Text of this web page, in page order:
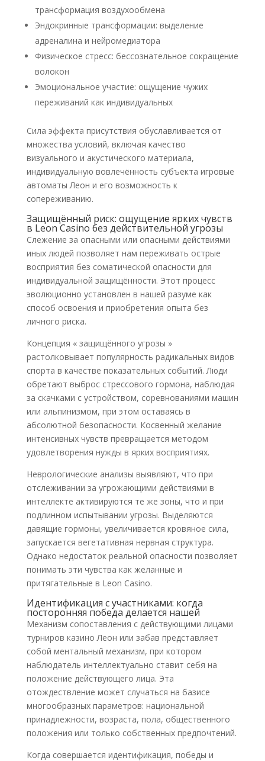
трансформация воздухообмена
Эндокринные трансформации: выделение
адреналина и нейромедиатора
Физическое стресс: бессознательное сокращение
волокон
Эмоциональное участие: ощущение чужих
переживаний как индивидуальных
Сила эффекта присутствия обуславливается от
множества условий, включая качество
визуального и акустического материала,
индивидуальную вовлечённость субъекта игровые
автоматы Леон и его возможность к
сопереживанию.
Защищённый риск: ощущение ярких чувств
в Leon Casino без действительной угрозы
Слежение за опасными или опасными действиями
иных людей позволяет нам переживать острые
восприятия без соматической опасности для
индивидуальной защищённости. Этот процесс
эволюционно установлен в нашей разуме как
способ освоения и приобретения опыта без
личного риска.
Концепция « защищённого угрозы »
растолковывает популярность радикальных видов
спорта в качестве показательных событий. Люди
обретают выброс стрессового гормона, наблюдая
за скачками с устройством, соревнованиями машин
или альпинизмом, при этом оставаясь в
абсолютной безопасности. Косвенный желание
интенсивных чувств превращается методом
удовлетворения нужды в ярких восприятиях.
Неврологические анализы выявляют, что при
отслеживании за угрожающими действиями в
интеллекте активируются те же зоны, что и при
подлинном испытывании угрозы. Выделяются
давящие гормоны, увеличивается кровяное сила,
запускается вегетативная нервная структура.
Однако недостаток реальной опасности позволяет
понимать эти чувства как желанные и
притягательные в Leon Casino.
Идентификация с участниками: когда
посторонняя победа делается нашей
Механизм сопоставления с действующими лицами
турниров казино Леон или забав представляет
собой ментальный механизм, при котором
наблюдатель интеллектуально ставит себя на
положение действующего лица. Эта
отождествление может случаться на базисе
многообразных параметров: национальной
принадлежности, возраста, пола, общественного
положения или только собственных предпочтений.
Когда совершается идентификация, победы и